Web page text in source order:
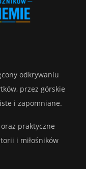
odkrywaniu
przez górskie
i zapomniane.
praktyczne
i miłośników